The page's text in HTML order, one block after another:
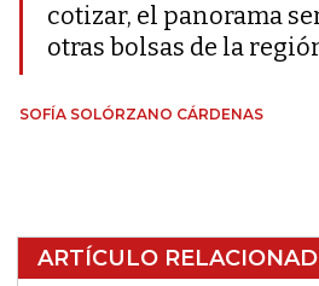
cotizar, el panorama
otras bolsas de la
SOFÍA SOLÓRZANO CÁRDENAS
ARTÍCULO